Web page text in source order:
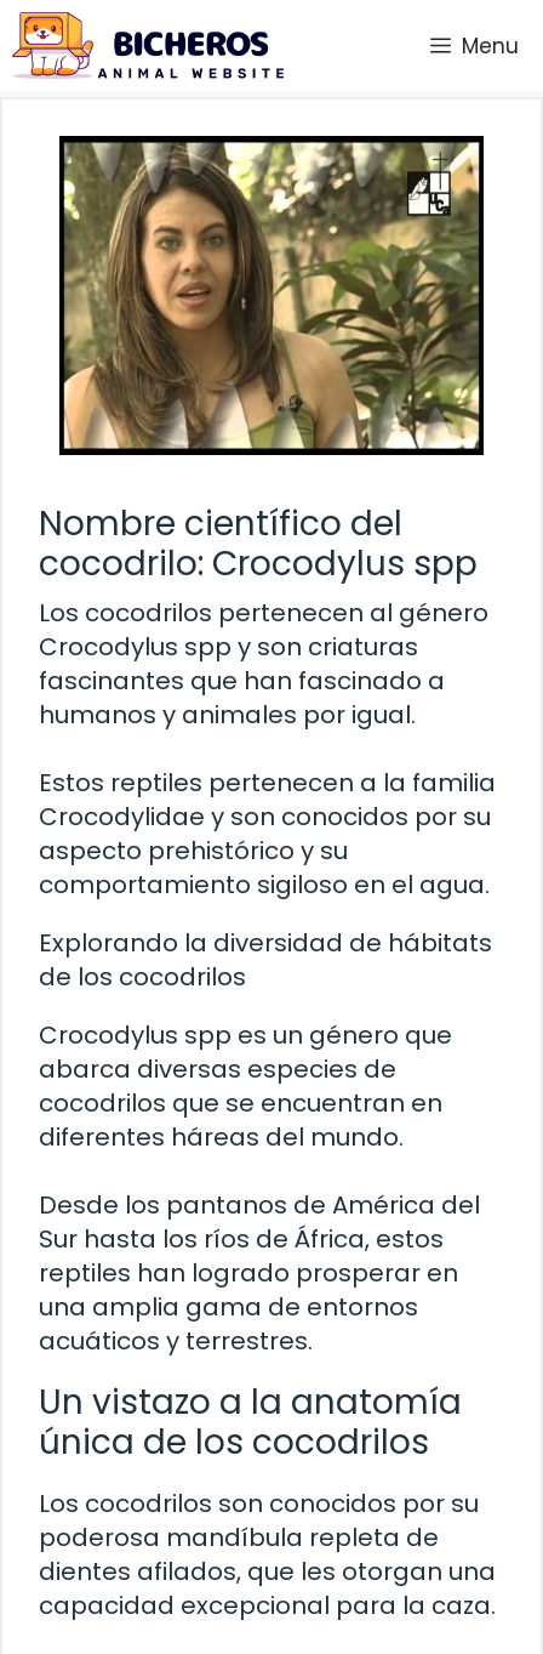
Saltar
al
contenido
Menu
Nombre científico del
cocodrilo: Crocodylus spp
Los cocodrilos pertenecen al género
Crocodylus spp y son criaturas
fascinantes que han fascinado a
humanos y animales por igual.
Estos reptiles pertenecen a la familia
Crocodylidae y son conocidos por su
aspecto prehistórico y su
comportamiento sigiloso en el agua.
Explorando la diversidad de hábitats
de los cocodrilos
Crocodylus spp es un género que
abarca diversas especies de
cocodrilos que se encuentran en
diferentes háreas del mundo.
Desde los pantanos de América del
Sur hasta los ríos de África, estos
reptiles han logrado prosperar en
una amplia gama de entornos
acuáticos y terrestres.
Un vistazo a la anatomía
única de los cocodrilos
Los cocodrilos son conocidos por su
poderosa mandíbula repleta de
dientes afilados, que les otorgan una
capacidad excepcional para la caza.